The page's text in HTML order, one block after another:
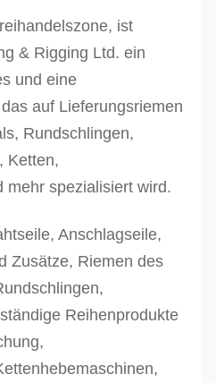
ist
& Rigging Ltd. ein
und eine
auf Lieferungsriemen
Rundschlingen,
Ketten,
mehr spezialisiert wird.
Anschlagseile,
Zusätze, Riemen des
Reihenprodukte